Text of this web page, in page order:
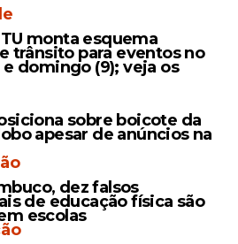
monta esquema
trânsito para eventos no
e domingo (9); veja os
sobre boicote da
apesar de anúncios na
dez falsos
de educação física são
escolas